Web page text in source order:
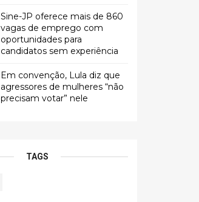
Sine-JP oferece mais de 860
vagas de emprego com
oportunidades para
candidatos sem experiência
Em convenção, Lula diz que
agressores de mulheres “não
precisam votar” nele
TAGS